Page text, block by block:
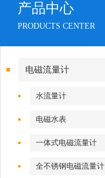
产品中心
PRODUCTS CENTER
电磁流量计
水流量计
电磁水表
一体式电磁流量计
全不锈钢电磁流量计